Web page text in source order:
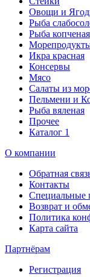
Овощи и
Рыба
Рыба копченая
Икра красная
Консервы
Мясо
Салаты из
Пельмени и
Рыба вяленая
Прочее
Каталог 1
О компании
Обратная
Контакты
Специальные
Возврат и
Политика
Карта сайта
Партнёрам
Регистрация